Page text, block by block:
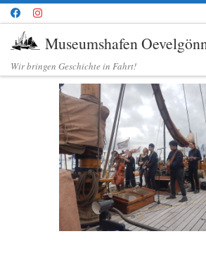
Zum Inhalt springen
Museumshafen
Wir bringen Geschichte in Fahrt!